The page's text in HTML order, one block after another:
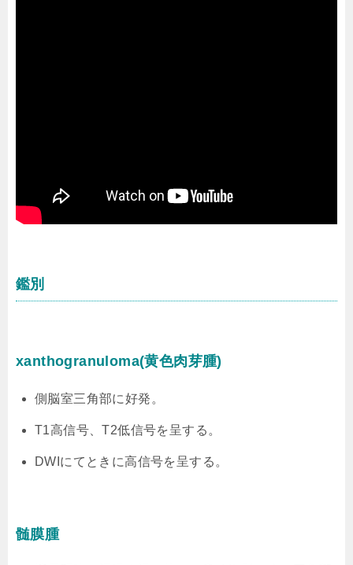
鑑別
xanthogranuloma(黄色肉芽腫)
側脳室三角部に好発。
T1高信号、T2低信号を呈する。
DWIにてときに高信号を呈する。
髄膜腫